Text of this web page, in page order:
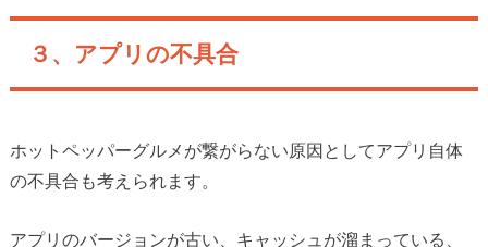
３、アプリの不具合
ホットペッパーグルメが繋がらない原因としてアプリ自体
の不具合も考えられます。
アプリのバージョンが古い、キャッシュが溜まっている、